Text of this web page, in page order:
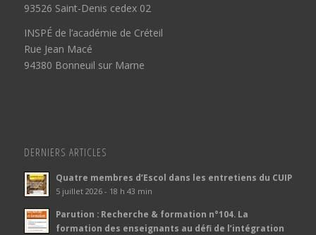
93526 Saint-Denis cedex 02
INSPÉ de l’académie de Créteil
Rue Jean Macé
94380 Bonneuil sur Marne
DERNIERS ARTICLES
Quatre membres d’Escol dans les entretiens du CUIP
5 juillet 2026 - 18 h 43 min
Parution : Recherche & formation n°104. La
formation des enseignants au défi de l’intégration